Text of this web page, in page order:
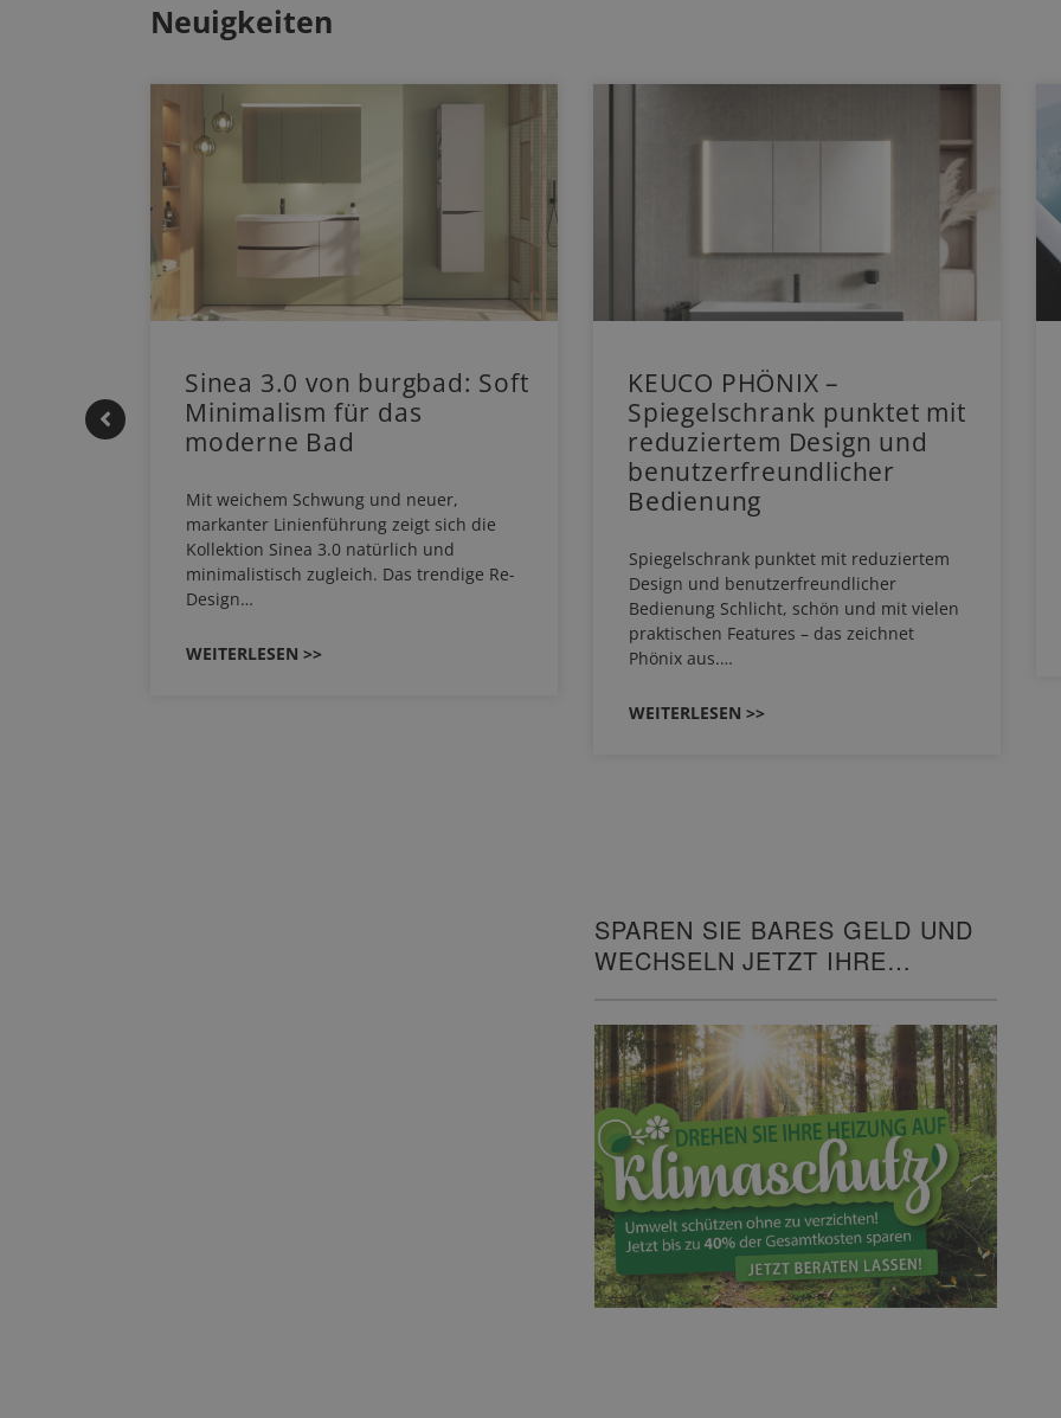
Neuigkeiten
Sinea 3.0 von burgbad: Soft
Minimalism für das
moderne Bad
Mit weichem Schwung und neuer,
markanter Linienführung zeigt sich die
Kollektion Sinea 3.0 natürlich und
minimalistisch zugleich. Das trendige Re-
Design…
WEITERLESEN >>
KEUCO PHÖNIX –
Spiegelschrank punktet mit
reduziertem Design und
benutzerfreundlicher
Bedienung
Spiegelschrank punktet mit reduziertem
Design und benutzerfreundlicher
Bedienung Schlicht, schön und mit vielen
praktischen Features – das zeichnet
Phönix aus.…
WEITERLESEN >>
SPAREN SIE BARES GELD UND
WECHSELN JETZT IHRE